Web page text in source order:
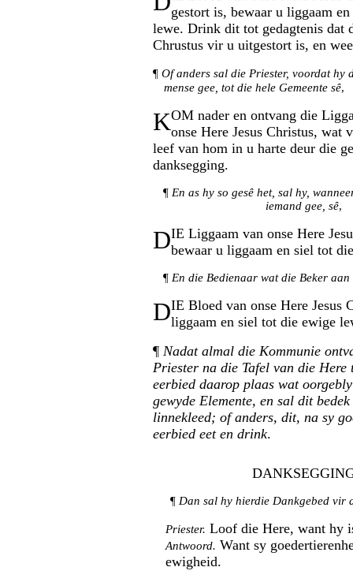
gestort is, bewaar u liggaam
lewe. Drink dit tot gedagtenis dat
Chrustus vir u uitgestort is, en
¶ Of anders sal die Priester, voordat hy
mense gee, tot die hele Gemeente sê,
KOM nader en ontvang die
onse Here Jesus Christus, wat
leef van hom in u harte deur die
danksegging.
¶ En as hy so gesê het, sal hy,
iemand gee, sê,
DIE Liggaam van onse Here
bewaar u liggaam en siel tot
¶ En die Bedienaar wat die Beker aan
DIE Bloed van onse Here Jesus
liggaam en siel tot die ewige
¶ Nadat almal die Kommunie
Priester na die Tafel van die Here
eerbied daarop plaas wat
gewyde Elemente, en sal dit
linnekleed; of anders, dit, na sy
eerbied eet en drink.
¶ Dan sal hy hierdie Dankgebed vir
Priester. Loof die Here, want hy
Antwoord. Want sy
ewigheid.